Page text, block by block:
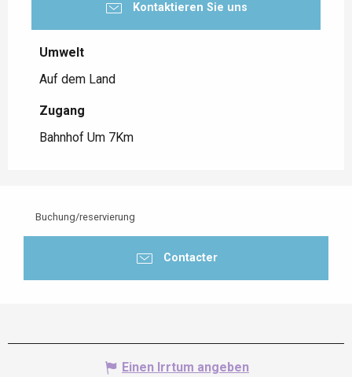
Kontaktieren Sie uns
Umwelt
Umwelt
Auf dem Land
Zugang
Zugang
Bahnhof Um 7Km
Buchung/reservierung
Contacter
Einen Irrtum angeben